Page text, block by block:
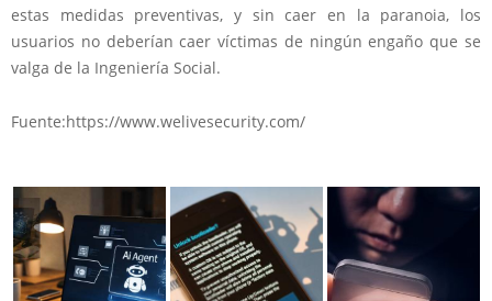
estas medidas preventivas, y sin caer en la paranoia, los
usuarios no deberían caer víctimas de ningún engaño que se
valga de la Ingeniería Social.
Fuente:https://www.welivesecurity.com/